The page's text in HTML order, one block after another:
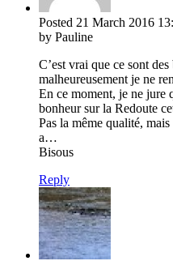
Posted 21 March 2016
by Pauline
C’est vrai que ce sont
malheureusement je ne
En ce moment, je ne jure
bonheur sur la Redoute
Pas la même qualité,
a…
Bisous
Reply